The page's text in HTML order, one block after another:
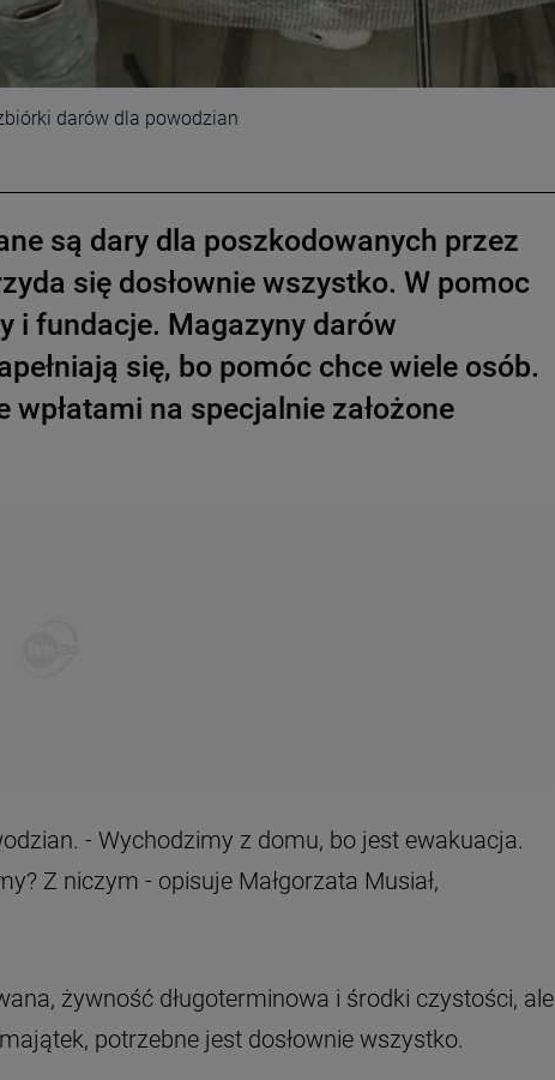
darów dla powodzian
są dary dla poszkodowanych przez
się dosłownie wszystko. W pomoc
i fundacje. Magazyny darów
się, bo pomóc chce wiele osób.
na specjalnie założone
- Wychodzimy z domu, bo jest ewakuacja.
Z niczym - opisuje Małgorzata Musiał,
żywność długoterminowa i środki czystości, ale
potrzebne jest dosłownie wszystko.